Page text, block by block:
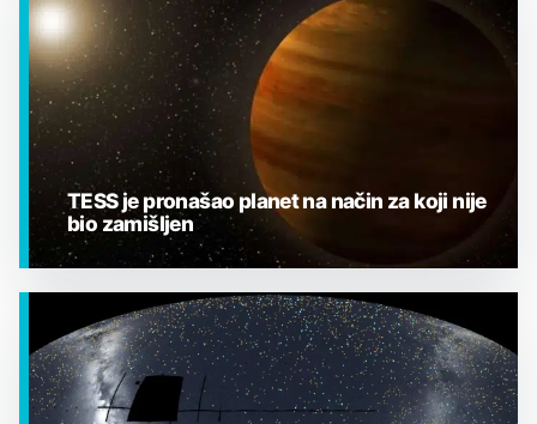
EGZOPLANETI
TESS je pronašao planet na način za koji nije
bio zamišljen